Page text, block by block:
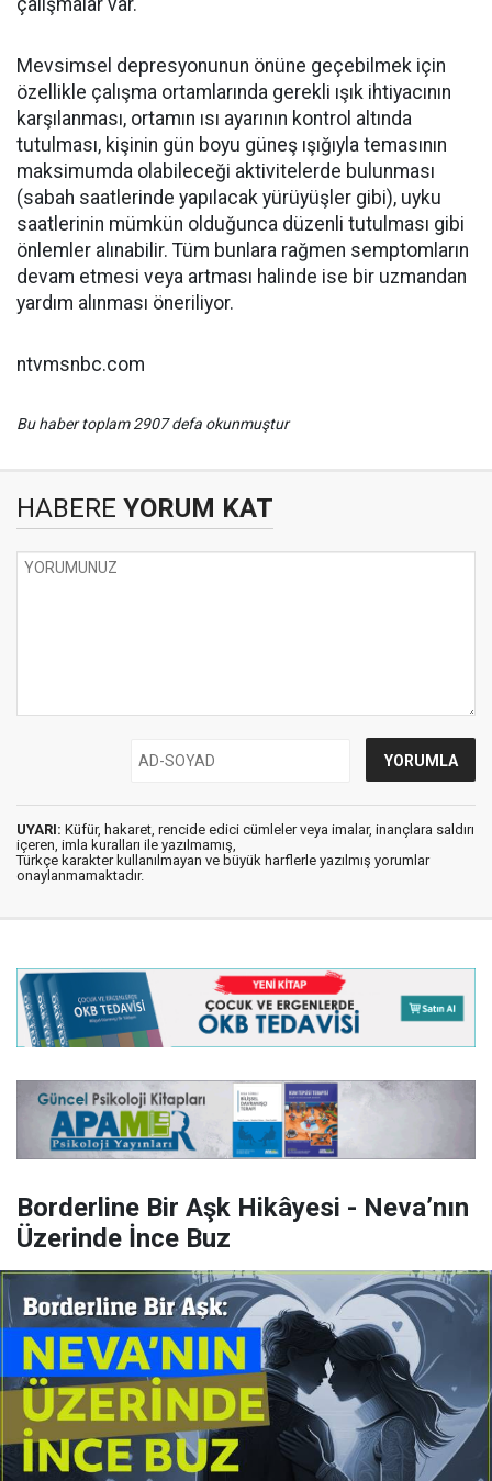
çalışmalar var.
Mevsimsel depresyonunun önüne geçebilmek için
özellikle çalışma ortamlarında gerekli ışık ihtiyacının
karşılanması, ortamın ısı ayarının kontrol altında
tutulması, kişinin gün boyu güneş ışığıyla temasının
maksimumda olabileceği aktivitelerde bulunması
(sabah saatlerinde yapılacak yürüyüşler gibi), uyku
saatlerinin mümkün olduğunca düzenli tutulması gibi
önlemler alınabilir. Tüm bunlara rağmen semptomların
devam etmesi veya artması halinde ise bir uzmandan
yardım alınması öneriliyor.
ntvmsnbc.com
Bu haber toplam 2907 defa okunmuştur
HABERE YORUM KAT
UYARI: Küfür, hakaret, rencide edici cümleler veya imalar, inançlara saldırı
içeren, imla kuralları ile yazılmamış,
Türkçe karakter kullanılmayan ve büyük harflerle yazılmış yorumlar
onaylanmamaktadır.
Borderline Bir Aşk Hikâyesi - Neva’nın
Üzerinde İnce Buz